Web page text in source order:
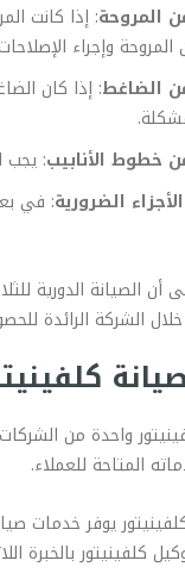
المروحة: إذا كانت
وإجراء
الضاغط: إذا كان
خطوط الأنابيب: يجب
الضرورية: في
أن الصيانة
الشركة الرائدة
واحدة من
المتاحة للعملاء.
يوفر خدمات
كلفينيتور بالخبرة